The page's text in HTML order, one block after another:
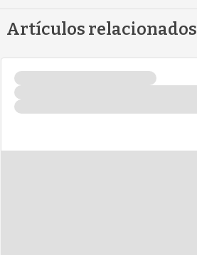
Artículos relacionados